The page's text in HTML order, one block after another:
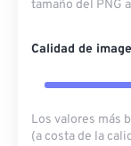
tamaño del PNG
Calidad de
Los valores más
(a costa de la